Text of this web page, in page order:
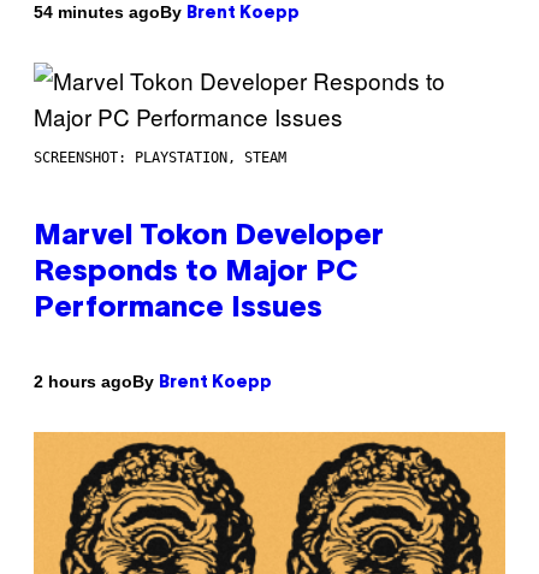
54 minutes agoBy Brent Koepp
SCREENSHOT: PLAYSTATION, STEAM
Marvel Tokon Developer
Responds to Major PC
Performance Issues
2 hours agoBy Brent Koepp